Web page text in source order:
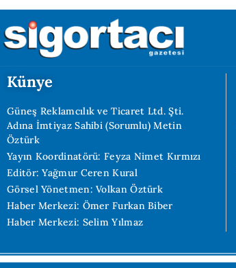
Künye
Güneş Reklamcılık ve Ticaret Ltd. Şti.
Adına İmtiyaz Sahibi (Sorumlu) Metin
Öztürk
Yayın Koordinatörü: Feyza Nimet Kırmızı
Editör: Yağmur Ceren Kural
Görsel Yönetmen: Volkan Öztürk
Haber Merkezi: Ömer Furkan Biber
Haber Merkezi: Selim Yılmaz